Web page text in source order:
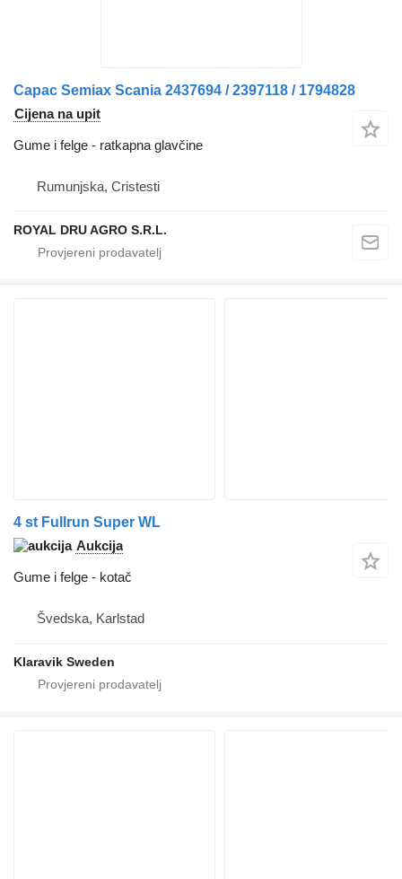
Capac Semiax Scania 2437694 / 2397118 / 1794828
Cijena na upit
Gume i felge - ratkapna glavčine
Rumunjska, Cristesti
ROYAL DRU AGRO S.R.L.
4 st Fullrun Super WL
Aukcija
Gume i felge - kotač
Švedska, Karlstad
Klaravik Sweden